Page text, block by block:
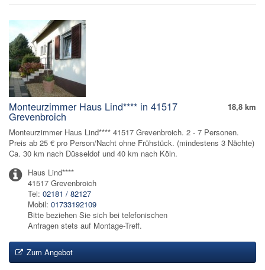
18,8 km
Monteurzimmer Haus Lind**** in 41517
Grevenbroich
Monteurzimmer Haus Lind**** 41517 Grevenbroich. 2 - 7 Personen.
Preis ab 25 € pro Person/Nacht ohne Frühstück. (mindestens 3 Nächte)
Ca. 30 km nach Düsseldof und 40 km nach Köln.
Haus Lind****
41517 Grevenbroich
Tel: 02181 / 82127
Mobil: 01733192109
Bitte beziehen Sie sich bei telefonischen
Anfragen stets auf Montage-Treff.
Zum Angebot